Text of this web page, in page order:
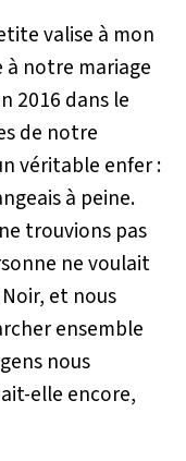
valise à mon
à notre mariage
2016 dans le
de notre
véritable enfer :
à peine.
trouvions pas
ne voulait
et nous
ensemble
nous
elle encore,